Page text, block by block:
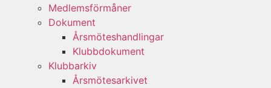
Medlemsförmåner
Dokument
Årsmöteshandlingar
Klubbdokument
Klubbarkiv
Årsmötesarkivet